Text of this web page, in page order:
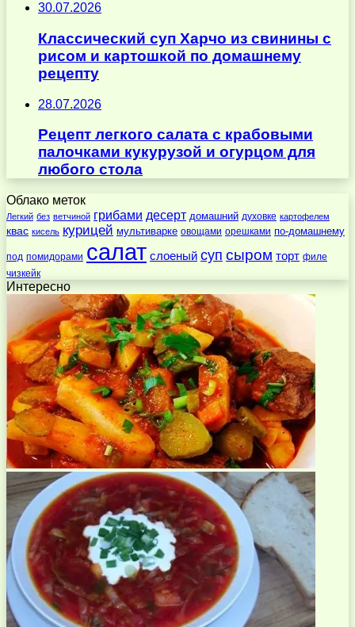
30.07.2026
Классический суп Харчо из свинины с
рисом и картошкой по домашнему
рецепту
28.07.2026
Рецепт легкого салата с крабовыми
палочками кукурузой и огурцом для
любого стола
Облако меток
Легкий без ветчиной грибами десерт домашний духовке картофелем
квас кисель курицей мультиварке овощами орешками по-домашнему
под помидорами салат слоеный суп сыром торт филе
чизкейк
Интересно